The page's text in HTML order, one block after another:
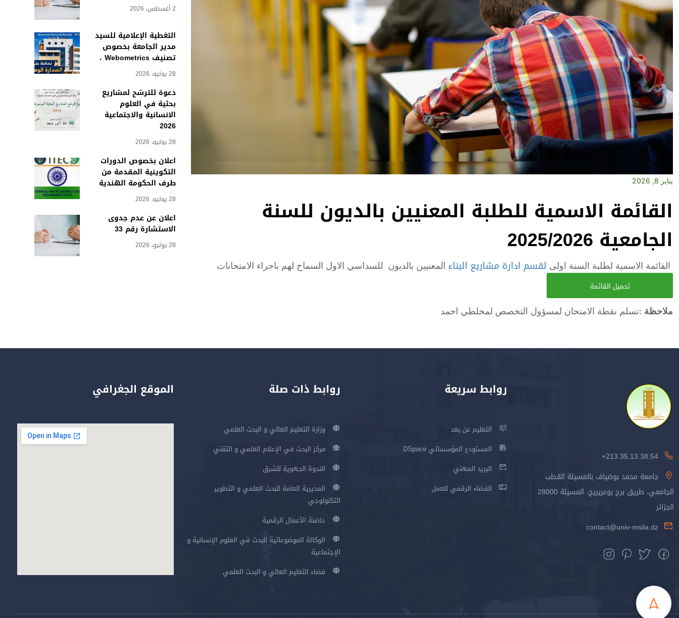
2 أغسطس، 2026
التغطية الإعلامية للسيد
مدير الجامعة بخصوص
تصنيف Webometrics ،
28 يوليو، 2026
دعوة للترشح لمشاريع
بحثية في العلوم
الانسانية والاجتماعية
2026
28 يوليو، 2026
اعلان بخصوص الدورات
التكوينية المقدمة من
طرف الحكومة الهندية
28 يوليو، 2026
اعلان عن عدم جدوى
الاستشارة رقم 33
28 يوليو، 2026
يناير 8, 2026
القائمة الاسمية للطلبة المعنيين بالديون للسنة
الجامعية 2025/2026
القائمة الاسمية لطلبة السنة اولى لقسم ادارة مشاريع البناء المعنيين بالديون للسداسي الاول السماح لهم باجراء الامتحانات
تحميل القائمة
ملاحظة :تسلم نقطة الامتحان لمسؤول التخصص لمخلطي احمد
213.35.13.38.54+
جامعة محمد بوضياف بالمسيلة القطب
الجامعي، طريق برج بوعريريج، المسيلة 28000
الجزائر
contact@univ-msila.dz
روابط سريعة
التعليم عن بعد
المستودع المؤسساتي DSpace
البريد المهني
الفضاء الرقمي للعمل
روابط ذات صلة
وزارة التعليم العالي و البحث العلمي
مركز البحث في الإعلام العلمي و التقني
الندوة الجهوية للشرق
المديرية العامة للبحث العلمي و التطوير
التكنولوجي
حاضنة الأعمال الرقمية
الوكالة الموضوعاتية للبحث في العلوم الإنسانية و
الإجتماعية
فضاء التعليم العالي و البحث العلمي
الموقع الجغرافي